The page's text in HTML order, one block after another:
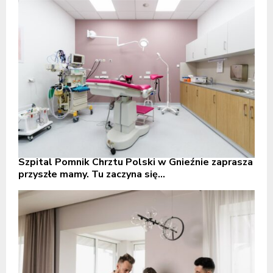
Szpital Pomnik Chrztu Polski w Gnieźnie zaprasza
przyszłe mamy. Tu zaczyna się...